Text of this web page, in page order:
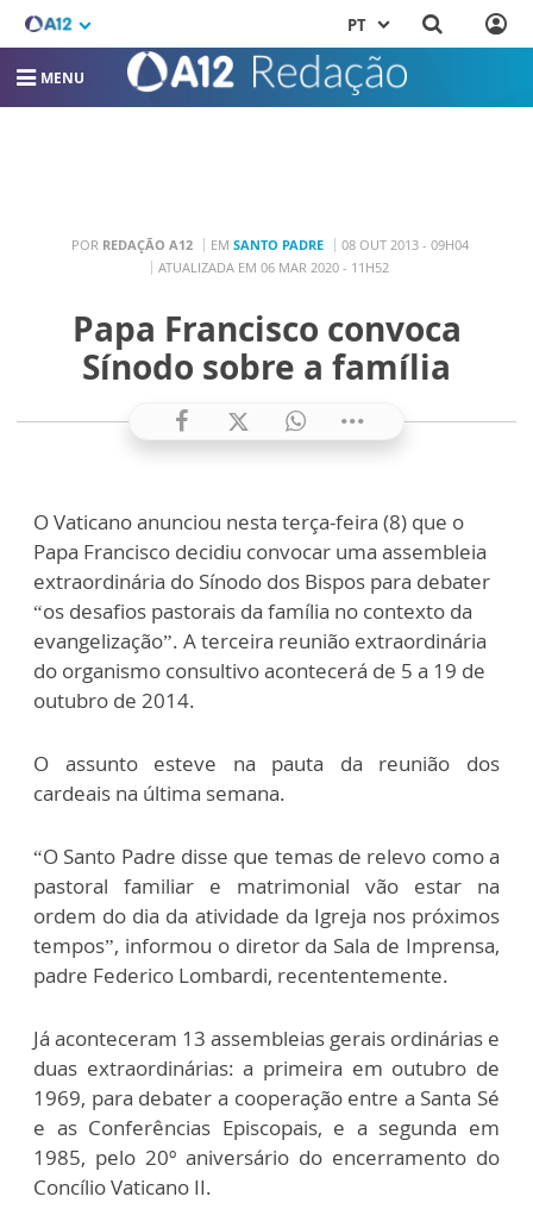
PT
MENU
POR REDAÇÃO A12 EM SANTO PADRE
08 OUT 2013 - 09H04
ATUALIZADA EM 06 MAR 2020 - 11H52
Papa Francisco convoca
Sínodo sobre a família
O Vaticano anunciou nesta terça-feira (8) que o
Papa Francisco decidiu convocar uma assembleia
extraordinária do Sínodo dos Bispos para debater
“os desafios pastorais da família no contexto da
evangelização”. A terceira reunião extraordinária
do organismo consultivo acontecerá de 5 a 19 de
outubro de 2014.
O assunto esteve na pauta da reunião dos
cardeais na última semana.
“O Santo Padre disse que temas de relevo como a
pastoral familiar e matrimonial vão estar na
ordem do dia da atividade da Igreja nos próximos
tempos”, informou o diretor da Sala de Imprensa,
padre Federico Lombardi, recententemente.
Já aconteceram 13 assembleias gerais ordinárias e
duas extraordinárias: a primeira em outubro de
1969, para debater a cooperação entre a Santa Sé
e as Conferências Episcopais, e a segunda em
1985, pelo 20º aniversário do encerramento do
Concílio Vaticano II.